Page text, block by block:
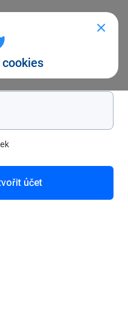
účet